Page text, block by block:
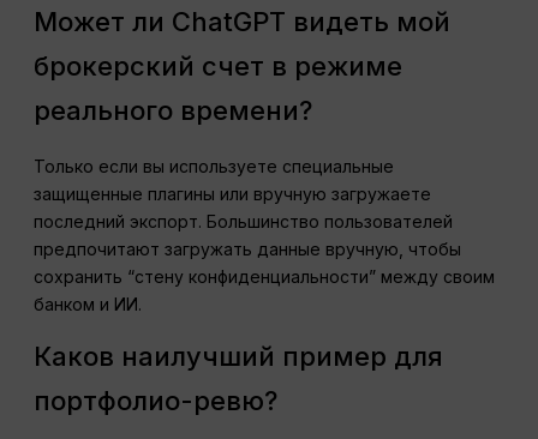
Может ли ChatGPT видеть мой
брокерский счет в режиме
реального времени?
Только если вы используете специальные
защищенные плагины или вручную загружаете
последний экспорт. Большинство пользователей
предпочитают загружать данные вручную, чтобы
сохранить “стену конфиденциальности” между своим
банком и ИИ.
Каков наилучший пример для
портфолио-ревю?